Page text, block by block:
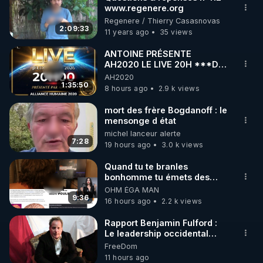
🌱 INSTAGRAM
https://www.instagram.com/rdlr_thierrycasasnovas/
http://rgnr.li/instagram
🌱 LA NEWSLETTER
Pour ne pas rater l’actualité RGNR (stages,
http://rgnr.li/news
🌱 VIDÉOS NON CENSURÉES SUR ODYSEE
Toutes les vidéos Youtube sont aussi sur la
http://rgnr.li/odysee
🌱 LES STAGES EN PRÉSENTIEL
http://rgnr.li/stages
2:09:33
www.regenere.org
Regenere / Thierry Casasnovas
11 years ago
35 views
1:35:50
ANTOINE PRÉSENTE
AH2020 LE LIVE 20H ***DU
06/08/2026***
AH2020
8 hours ago
2.9 k views
7:28
mort des frère Bogdanoff : le
mensonge d état
michel lanceur alerte
19 hours ago
3.0 k views
9:36
Quand tu te branles
bonhomme tu émets des
ondes ils ont juste omis de
t'expliquer
OHM ÉGA MAN
16 hours ago
2.2 k views
Rapport Benjamin Fulford :
Le leadership occidental
dysfonctionnel s’enfonce
dans une spirale infernale
FreeDom
11 hours ago